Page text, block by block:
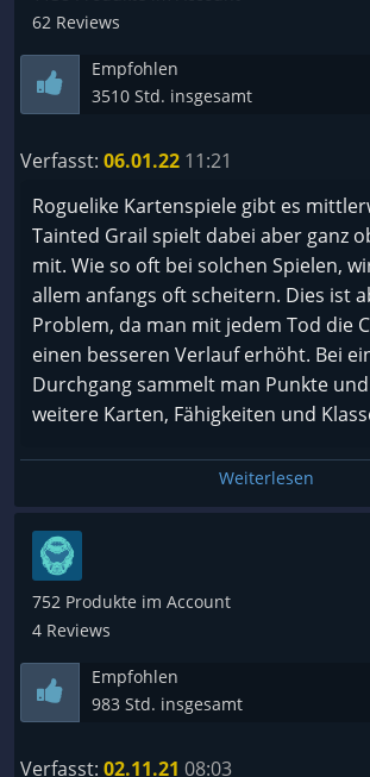
wieder updates und ich hoffe das die
Kleine Anmerkung: die Entwickler
der Ego Perspektive: Tainted Grail:
62 Reviews
Empfohlen
3510 Std. insgesamt
Verfasst: 06.01.22 11:21
Roguelike Kartenspiele gibt es
Tainted Grail spielt dabei aber ganz
mit. Wie so oft bei solchen Spielen,
allem anfangs oft scheitern. Dies ist
Problem, da man mit jedem Tod die
einen besseren Verlauf erhöht. Bei
Durchgang sammelt man Punkte
weitere Karten, Fähigkeiten und
Insgesamt gibt es davon 9, für
gesorgt. Auch wenn die einzelnen
ähnliche Spielweise vermuten lassen,
dennoch jede etwas anders und hat
und Nachteile. Der Berserker zum
effektivsten, wenn er nur noch 25%
versunken, was es damit genau auf
sich im Laufe des Spiels. Anders als
Geschichte. Sollte man es
Weiterlesen
752 Produkte im Account
4 Reviews
Empfohlen
983 Std. insgesamt
Verfasst: 02.11.21 08:03